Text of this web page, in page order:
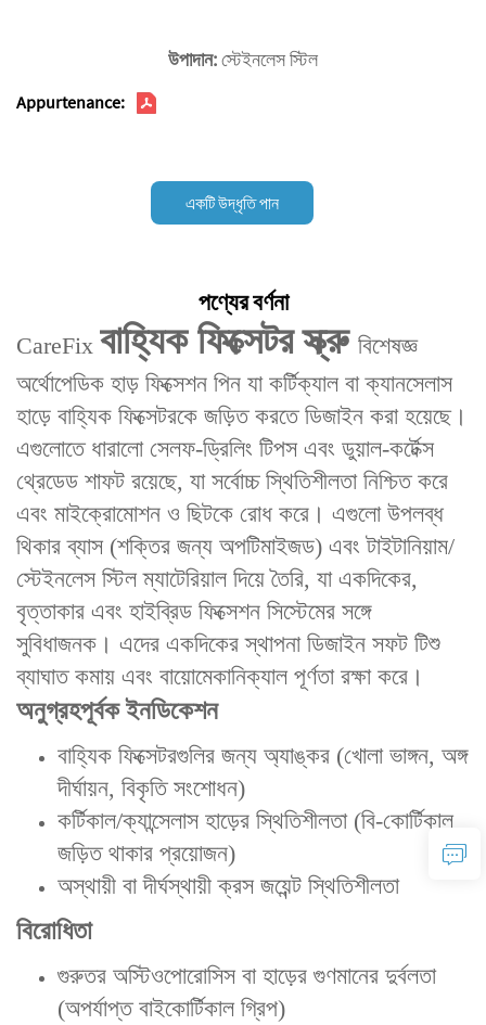
উপাদান:স্টেইনলেস স্টিল
Appurtenance:
একটি উদ্ধৃতি পান
পণ্যের বর্ণনা
CareFix বাহ্যিক ফিক্সেটর স্ক্রু‌ বিশেষজ্ঞ
‌অর্থোপেডিক হাড় ফিক্সেশন পিন‌ যা কর্টিক্যাল বা ক্যানসেলাস
হাড়ে বাহ্যিক ফিক্সেটরকে জড়িত করতে ডিজাইন করা হয়েছে।
এগুলোতে ‌ধারালো সেলফ-ড্রিলিং টিপস‌ এবং ‌ডুয়াল-কর্টেক্স
থ্রেডেড শাফট‌ রয়েছে, যা সর্বোচ্চ স্থিতিশীলতা নিশ্চিত করে
এবং মাইক্রোমোশন ও ছিটকে রোধ করে। এগুলো উপলব্ধ
‌থিকার ব্যাস‌ (শক্তির জন্য অপটিমাইজড) এবং ‌টাইটানিয়াম/
স্টেইনলেস স্টিল ম্যাটেরিয়াল‌ দিয়ে তৈরি, যা একদিকের,
বৃত্তাকার এবং হাইব্রিড ফিক্সেশন সিস্টেমের সঙ্গে
সুবিধাজনক। এদের ‌একদিকের স্থাপনা ডিজাইন‌ সফট টিশু
ব্যাঘাত কমায় এবং বায়োমেকানিক্যাল পূর্ণতা রক্ষা করে।
অনুগ্রহপূর্বক ইনডিকেশন‌
বাহ্যিক ফিক্সেটরগুলির জন্য অ্যাঙ্কর (খোলা ভাঙ্গন, অঙ্গ
দীর্ঘায়ন, বিকৃতি সংশোধন)
কর্টিকাল/ক্যান্সেলাস হাড়ের স্থিতিশীলতা (বি-কোর্টিকাল
জড়িত থাকার প্রয়োজন)
অস্থায়ী বা দীর্ঘস্থায়ী ক্রস জয়েন্ট স্থিতিশীলতা
বিরোধিতা‌
গুরুতর অস্টিওপোরোসিস বা হাড়ের গুণমানের দুর্বলতা
(অপর্যাপ্ত বাইকোর্টিকাল গ্রিপ)